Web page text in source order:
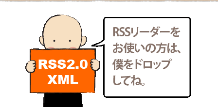
2011年7月(18)
2011年6月
2011年5月
(15)
2011年4月(17)
2011年3月(15)
2011年2月
2011年1月(22)
2010年12月(21)
2010年11月
新聞屋の道具箱
新聞社で使われる用語の解説など
makotoさんの御符内巡礼記
東京の巡礼記です
POLYHEDON
いろいろなことが書いてあるよ
bunchan
あちこち行って！
目白鍼灸院